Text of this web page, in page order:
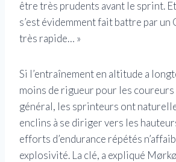
être très prudents avant le sprint.
s’est évidemment fait battre par
très rapide… »
Si l’entraînement en altitude a
moins de rigueur pour les coureurs
général, les sprinteurs ont
enclins à se diriger vers les
efforts d’endurance répétés
explosivité. La clé, a expliqué